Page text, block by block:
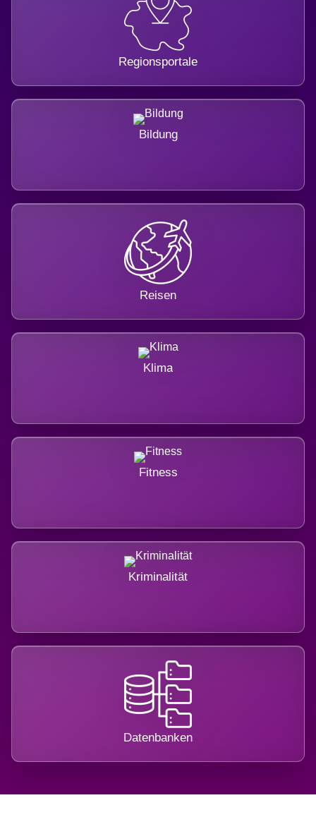
Regionsportale
Bildung
Reisen
Klima
Fitness
Kriminalität
Datenbanken